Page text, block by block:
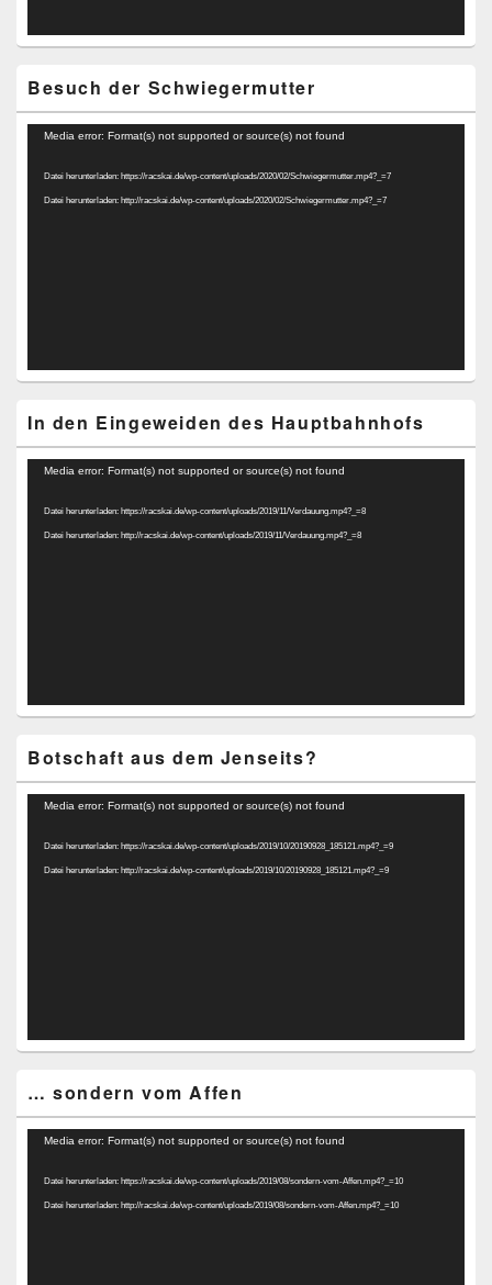
Besuch der Schwiegermutter
Video-
Media error: Format(s) not supported or source(s) not found
Datei herunterladen: https://racskai.de/wp-content/uploads/2020/02/Schwiegermutter.mp4?_=7
Datei herunterladen: http://racskai.de/wp-content/uploads/2020/02/Schwiegermutter.mp4?_=7
In den Eingeweiden des Hauptbahnhofs
Video-
Media error: Format(s) not supported or source(s) not found
Datei herunterladen: https://racskai.de/wp-content/uploads/2019/11/Verdauung.mp4?_=8
Datei herunterladen: http://racskai.de/wp-content/uploads/2019/11/Verdauung.mp4?_=8
Botschaft aus dem Jenseits?
Video-
Media error: Format(s) not supported or source(s) not found
Datei herunterladen: https://racskai.de/wp-content/uploads/2019/10/20190928_185121.mp4?_=9
Datei herunterladen: http://racskai.de/wp-content/uploads/2019/10/20190928_185121.mp4?_=9
… sondern vom Affen
Video-
Media error: Format(s) not supported or source(s) not found
Datei herunterladen: https://racskai.de/wp-content/uploads/2019/08/sondern-vom-Affen.mp4?_=10
Datei herunterladen: http://racskai.de/wp-content/uploads/2019/08/sondern-vom-Affen.mp4?_=10